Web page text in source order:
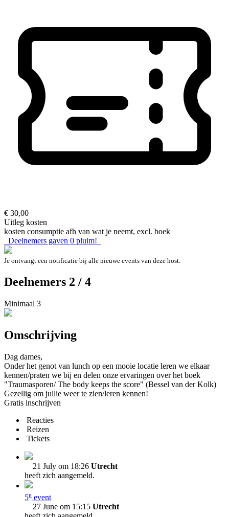
€ 30,00
Uitleg kosten
kosten consumptie afh van wat je neemt, excl. boek
Deelnemers gaven 0 pluim!
Je ontvangt een notificatie bij alle nieuwe events van deze host.
Deelnemers 2 / 4
Minimaal 3
Omschrijving
Dag dames,
Onder het genot van lunch op een mooie locatie leren we elkaar
kennen/praten we bij en delen onze ervaringen over het boek
"Traumasporen/ The body keeps the score" (Bessel van der Kolk)
Gezellig om jullie weer te zien/leren kennen!
Gratis inschrijven
Reacties
Reizen
Tickets
21 July om 18:26 Utrecht
heeft zich aangemeld.
5e event
27 June om 15:15 Utrecht